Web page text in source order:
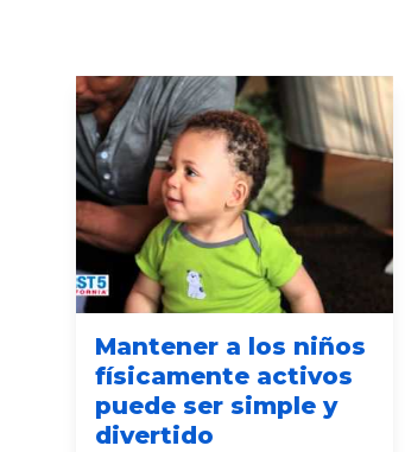
Mantener a los niños
físicamente activos
puede ser simple y
divertido